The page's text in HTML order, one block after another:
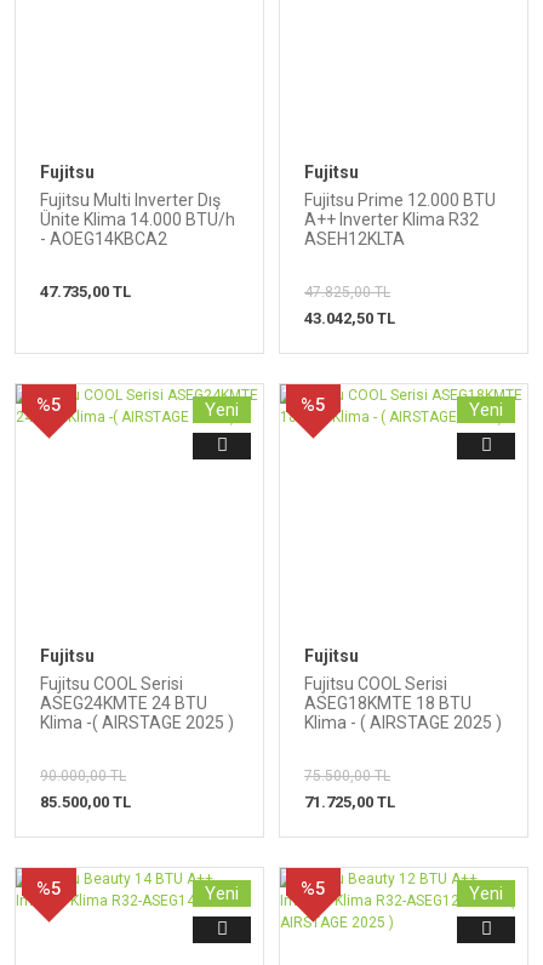
Fujitsu
Fujitsu Multi Inverter Dış
Ünite Klima 14.000 BTU/h
- AOEG14KBCA2
47.735,00 TL
Fujitsu
Fujitsu Prime 12.000 BTU
A++ Inverter Klima R32
ASEH12KLTA
47.825,00 TL
43.042,50 TL
%5 Yeni
Fujitsu
Fujitsu COOL Serisi
ASEG24KMTE 24 BTU
Klima -( AIRSTAGE 2025 )
90.000,00 TL
85.500,00 TL
%5 Yeni
Fujitsu
Fujitsu COOL Serisi
ASEG18KMTE 18 BTU
Klima - ( AIRSTAGE 2025 )
75.500,00 TL
71.725,00 TL
%5 Yeni %5 Yeni